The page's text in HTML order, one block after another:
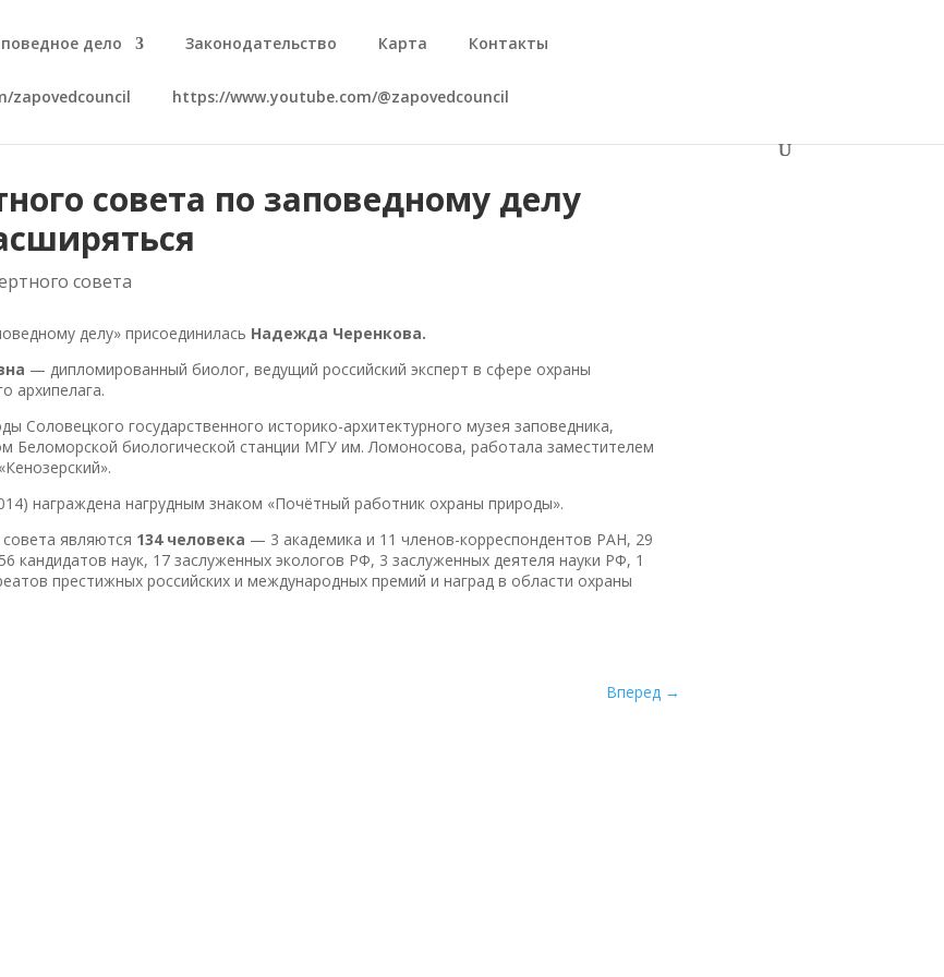
дело Законодательство Карта Контакты
zapovedcouncil https://www.youtube.com/@zapovedcouncil
совета по заповедному делу
совета
делу» присоединилась Надежда Черенкова.
— дипломированный биолог, ведущий российский эксперт в сфере охраны
архипелага.
Соловецкого государственного историко-архитектурного музея заповедника,
Беломорской биологической станции МГУ им. Ломоносова, работала заместителем
награждена нагрудным знаком «Почётный работник охраны природы».
являются 134 человека — 3 академика и 11 членов-корреспондентов РАН, 29
кандидатов наук, 17 заслуженных экологов РФ, 3 заслуженных деятеля науки РФ, 1
престижных российских и международных премий и наград в области охраны
Вперед →